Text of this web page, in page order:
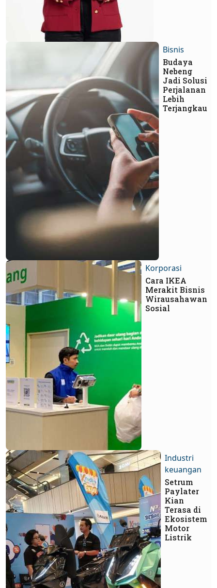
Bisnis
Budaya
Nebeng
Jadi Solusi
Perjalanan
Lebih
Terjangkau
Korporasi
Cara IKEA
Merakit Bisnis
Wirausahawan
Sosial
Industri
keuangan
Setrum
Paylater
Kian
Terasa di
Ekosistem
Motor
Listrik